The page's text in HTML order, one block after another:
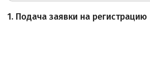
1. Подача заявки на регистрацию